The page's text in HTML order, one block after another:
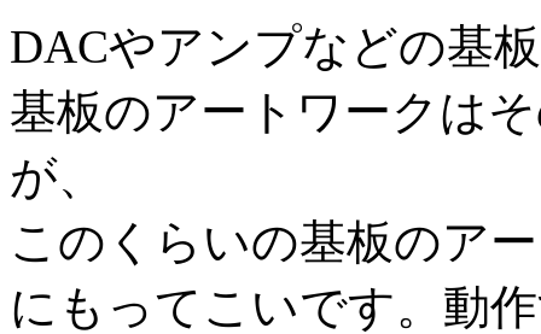
DACやアンプなどの基
基板のアートワークは
が、
このくらいの基板のア
にもってこいです。動